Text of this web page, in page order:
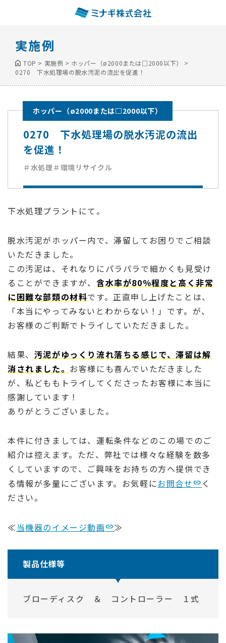
実施例
TOP > 実施例 > ホッパー（ø2000または□2000以下）
>
0270 下水処理場の脱水汚泥の流出を促進！
ホッパー（ø2000または□2000以下）
0270 下水処理場の脱水汚泥の流出
を促進！
＃水処理＃環境リサイクル
下水処理プラントにて。
脱水汚泥がホッパー内で、滞留してお困りでご相談
いただきました。
この汚泥は、それなりにパラパラで細かくも見受け
ることができますが、含水率が80％程度と高く非常
に困難な部類の材料です。正直申し上げたことは、
「本当にやってみないとわからない！」です。が、
お客様のご判断でトライしていただきました。
結果、 汚泥がゆっくり流れ落ちる感じで、滞留は解
消されました。 お客様にも喜んでいただきました
が、私どももトライしてくださったお客様に本当に
感謝しています！
ありがとうございました。
本件に付きましては、運転条件などのこの場でのご
紹介は控えます。ただ、弊社では様々な経験を数多
くしていますので、ご興味をお持ちの方へ提供でき
る情報が多量にございます。お気軽にお問合せ
く
ださい。
≪当機器のイメージ動画 ≫
製品仕様等
ブローディスク ＆ コントローラー １式